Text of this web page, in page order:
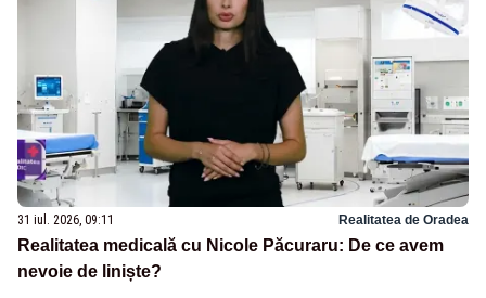
31 iul. 2026, 09:11 Realitatea de Oradea
Realitatea medicală cu Nicole Păcuraru: De ce avem
nevoie de liniște?